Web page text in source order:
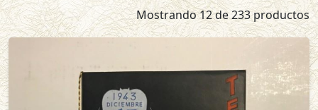
Mostrando 12 de 233 productos